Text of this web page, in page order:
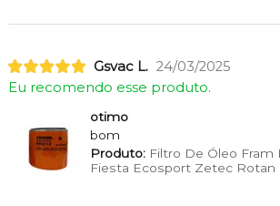
Gsvac L. 24/03/2025
Eu recomendo esse produto.
otimo
bom
Produto:Filtro De Óleo Fram
Fiesta Ecosport Zetec Rotan